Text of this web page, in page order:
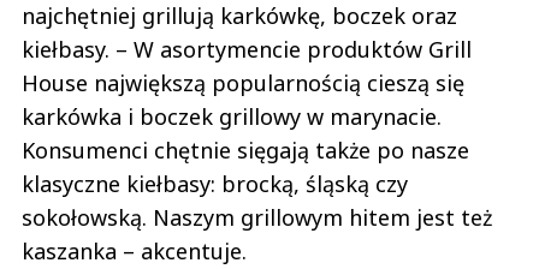
najchętniej grillują karkówkę, boczek oraz
kiełbasy. – W asortymencie produktów Grill
House największą popularnością cieszą się
karkówka i boczek grillowy w marynacie.
Konsumenci chętnie sięgają także po nasze
klasyczne kiełbasy: brocką, śląską czy
sokołowską. Naszym grillowym hitem jest też
kaszanka – akcentuje.